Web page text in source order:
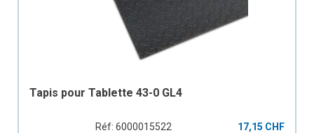
Tapis pour Tablette 43-0 GL4
Réf: 6000015522 17,15 CHF